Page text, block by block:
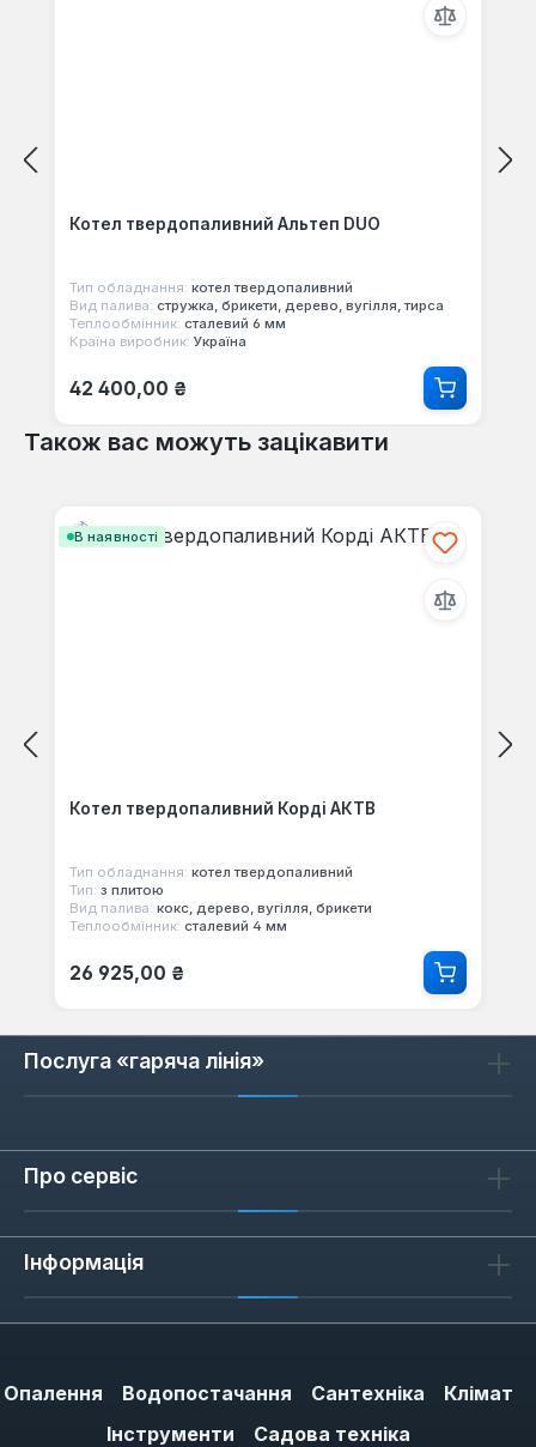
Котел твердопаливний Альтеп DUO
Тип обладнання: котел твердопаливний
Вид палива: стружка, брикети, дерево, вугілля, тирса
Теплообмінник: сталевий 6 мм
Країна виробник: Україна
Звичайна ціна:
42 400,00 ₴
Також вас можуть зацікавити
В наявності
Котел твердопаливний Корді АКТВ
Тип обладнання: котел твердопаливний
Тип: з плитою
Вид палива: кокс, дерево, вугілля, брикети
Теплообмінник: сталевий 4 мм
Звичайна ціна:
26 925,00 ₴
Послуга «гаряча лінія»
Про сервіс
Інформація
Опалення Водопостачання Сантехніка
Клімат
Інструменти
Садова техніка